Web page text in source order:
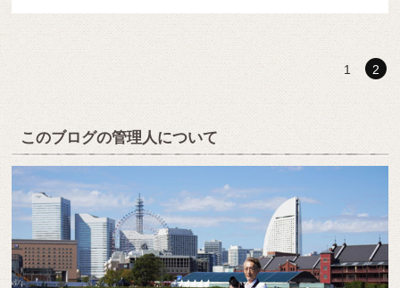
1 2
このブログの管理人について